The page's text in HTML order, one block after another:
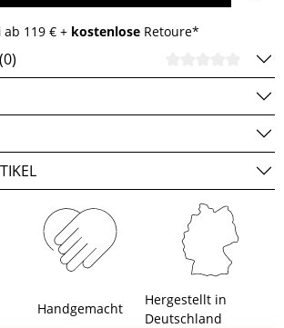
ab 119 € + kostenlose Retoure*
Handgemacht
Hergestellt in
Deutschland